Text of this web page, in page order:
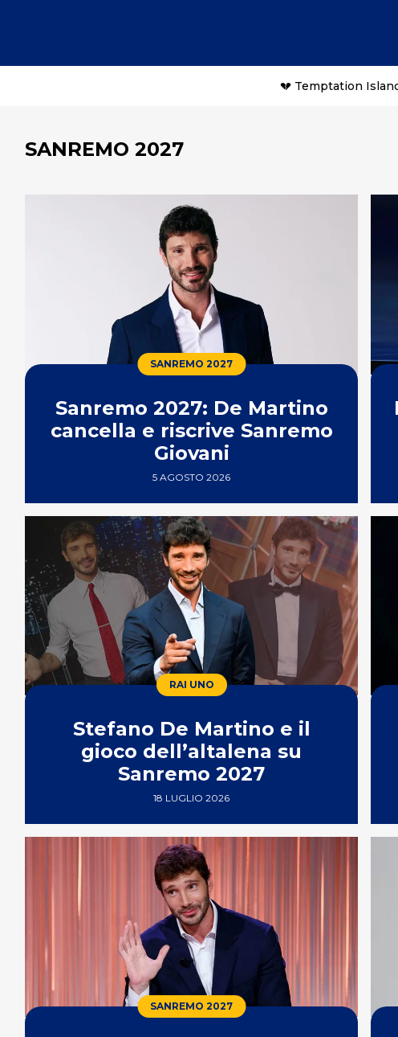
💔 Temptation
SANREMO 2027
SANREMO 2027
Sanremo 2027: De Martino
cancella e riscrive Sanremo
Giovani
5 AGOSTO 2026
RAI UNO
Stefano De Martino e il
gioco dell’altalena su
Sanremo 2027
18 LUGLIO 2026
SANREMO 2027